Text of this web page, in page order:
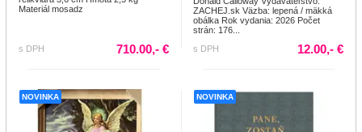
Materiál mosadz
s DPH 710.00,- €
ZACHEJ.sk Väzba: lepená / mäkká
obálka Rok vydania: 2026 Počet
strán: 176...
s DPH
12.00,- €
NOVINKA NOVINKA